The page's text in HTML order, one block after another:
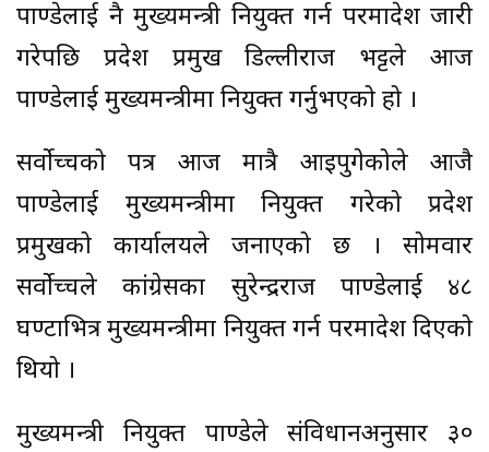
पाण्डेलाई नै मुख्यमन्त्री नियुक्त गर्न परमादेश जारी
गरेपछि प्रदेश प्रमुख डिल्लीराज भट्टले आज
पाण्डेलाई मुख्यमन्त्रीमा नियुक्त गर्नुभएको हो ।
सर्वोच्चको पत्र आज मात्रै आइपुगेकोले आजै
पाण्डेलाई मुख्यमन्त्रीमा नियुक्त गरेको प्रदेश
प्रमुखको कार्यालयले जनाएको छ । सोमवार
सर्वोच्चले कांग्रेसका सुरेन्द्रराज पाण्डेलाई ४८
घण्टाभित्र मुख्यमन्त्रीमा नियुक्त गर्न परमादेश दिएको
थियो ।
मुख्यमन्त्री नियुक्त पाण्डेले संविधानअनुसार ३०